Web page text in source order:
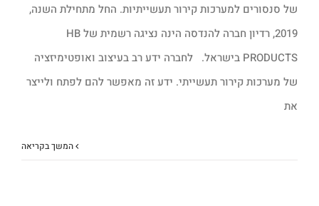
של סנסורים למערכות קירור תעשייתיות. החל מתחילת השנה,
2019, רדיון חברה להנדסה הינה נציגה רשמית של HB
PRODUCTS בישראל. לחברה ידע רב בעיצוב ואופטימיזציה
של מערכות קירור תעשייתי. ידע זה מאפשר להם לפתח ולייצר
את
המשך בקריאה